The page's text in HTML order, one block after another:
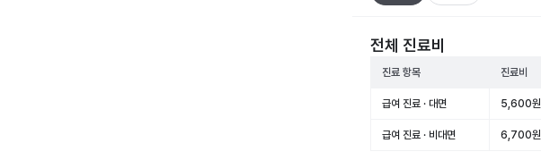
전체 진료비
진료 항목 진료비
급여 진료 · 대면 5,600원
급여 진료 · 비대면 6,700원